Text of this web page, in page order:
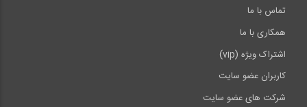
تماس با ما
همکاری با ما
اشتراک ویژه (vip)
کاربران عضو سایت
شرکت های عضو سایت